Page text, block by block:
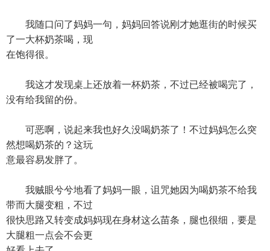
我随口问了妈妈一句，妈妈回答说刚才她逛街的时候买
了一大杯奶茶喝，现
在饱得很。
我这才发现桌上还放着一杯奶茶，不过已经被喝完了，
没有给我留的份。
可恶啊，说起来我也好久没喝奶茶了！不过妈妈怎么突
然想喝奶茶的？这玩
意最容易发胖了。
我贼眼兮兮地看了妈妈一眼，诅咒她因为喝奶茶不给我
带而大腿变粗，不过
很快思路又转变成妈妈现在身材这么苗条，腿也很细，要是
大腿粗一点会不会更